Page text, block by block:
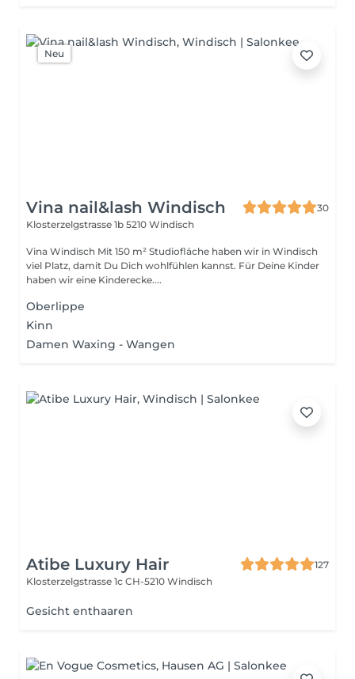
Neu
Vina nail&lash Windisch
30
Klosterzelgstrasse 1b 5210 Windisch
Vina Windisch Mit 150 m² Studiofläche haben wir in Windisch
viel Platz, damit Du Dich wohlfühlen kannst. Für Deine Kinder
haben wir eine Kinderecke....
Oberlippe
Kinn
Damen Waxing - Wangen
Atibe Luxury Hair
127
Klosterzelgstrasse 1c CH-5210 Windisch
Gesicht enthaaren